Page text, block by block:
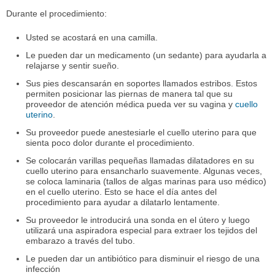
Durante el procedimiento:
Usted se acostará en una camilla.
Le pueden dar un medicamento (un sedante) para ayudarla a
relajarse y sentir sueño.
Sus pies descansarán en soportes llamados estribos. Estos
permiten posicionar las piernas de manera tal que su
proveedor de atención médica pueda ver su vagina ycuello
uterino.
Su proveedor puede anestesiarle el cuello uterino para que
sienta poco dolor durante el procedimiento.
Se colocarán varillas pequeñas llamadas dilatadores en su
cuello uterino para ensancharlo suavemente. Algunas veces,
se coloca laminaria (tallos de algas marinas para uso médico)
en el cuello uterino. Esto se hace el día antes del
procedimiento para ayudar a dilatarlo lentamente.
Su proveedor le introducirá una sonda en el útero y luego
utilizará una aspiradora especial para extraer los tejidos del
embarazo a través del tubo.
Le pueden dar un antibiótico para disminuir el riesgo de una
infección